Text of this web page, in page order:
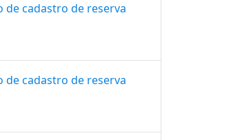
de cadastro de reserva
de cadastro de reserva